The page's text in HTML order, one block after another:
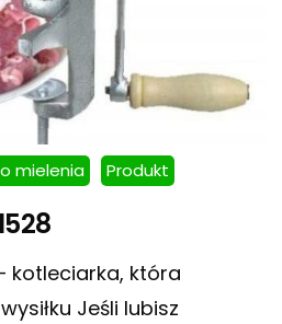
mielenia Produkt
– kotleciarka, która
Jeśli lubisz